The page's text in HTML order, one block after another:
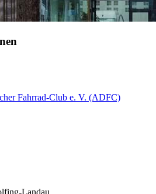
Fahrrad-Club e. V. (ADFC)
Landau